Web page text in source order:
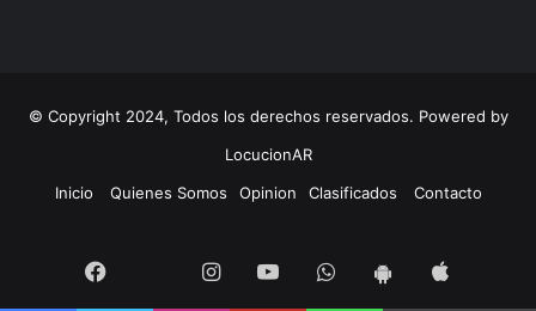
© Copyright 2024, Todos los derechos reservados. Powered by
LocucionAR
Inicio
Quienes Somos Opinion Clasificados Contacto
Facebook InstagramYoutubeWhatsapp